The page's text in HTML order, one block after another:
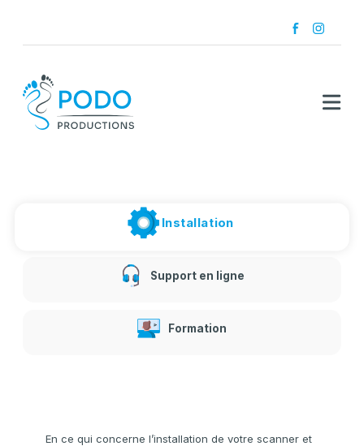
Installation
Support en ligne
Formation
En ce qui concerne l’installation de votre scanner et